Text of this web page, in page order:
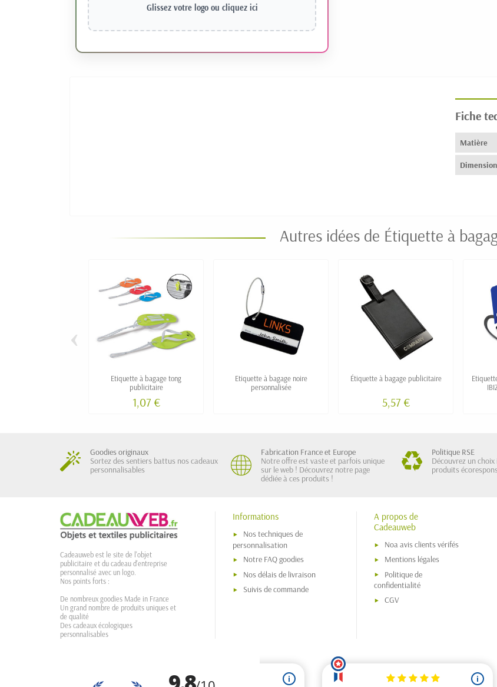
Glissez votre logo ou cliquez ici
Fiche
Matière
Autres idées de Étiquette à
Etiquette à bagage tong
publicitaire
1,07 €
Etiquette à bagage noire
personnalisée
Étiquette à bagage publicitaire
5,57 €
‹
Goodies originaux
Sortez des sentiers battus nos cadeaux
personnalisables
Fabrication France et Europe
Notre offre est vaste et parfois unique
sur le web ! Découvrez notre page
dédiée à ces produits !
Politique RSE
Découvrez un
produits
Cadeauweb est le site de l'objet
publicitaire et du cadeau d'entreprise
personnalisé avec un logo.
Nos points forts :
De nombreux goodies Made in France
Un grand nombre de produits uniques et
de qualité
Des cadeaux écologiques
personnalisables
Informations
Nos techniques de
personnalisation
Notre FAQ goodies
Nos délais de livraison
Suivis de commande
A propos de
Cadeauweb
Noa avis clients vérifés
Mentions légales
Politique de
confidentialité
CGV